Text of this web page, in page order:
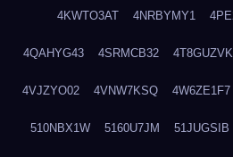
4KWTO3AT 4NRBYMY1
4QAHYG43 4SRMCB32 4T8GUZVK
4VJZYO02 4VNW7KSQ 4W6ZE1F7
510NBX1W 5160U7JM 51JUGSIB